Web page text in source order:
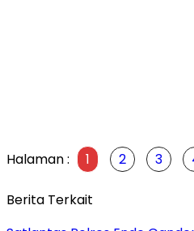
Halaman : 1 2 3
Berita Terkait